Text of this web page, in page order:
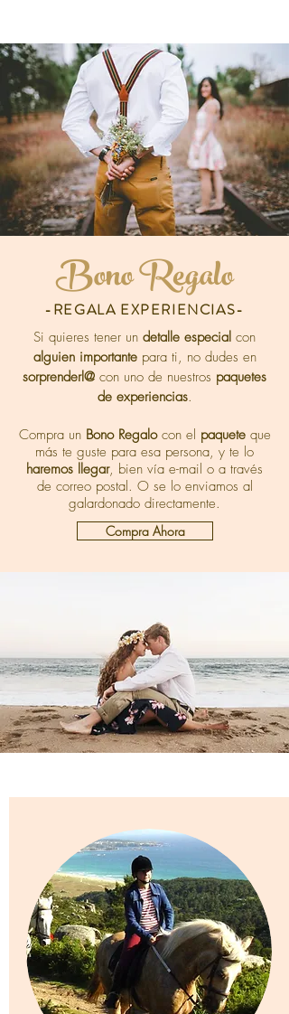
Bono Regalo
-REGALA EXPERIENCIAS-
Si quieres tener un detalle especial con
alguien importantepara ti, no dudes en
sorprenderl@ con uno de nuestros paquetes
de experiencias.
Compra un Bono Regalocon el paquete que
más te guste para esa persona, y te lo
haremos llegar, bien vía e-mail o a través
de correo postal. O se lo enviamos al
galardonado directamente.
Compra Ahora